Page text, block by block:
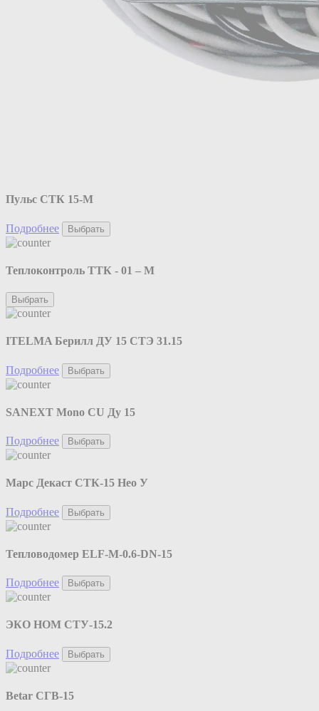
Пульс СТК 15-М
Подробнее Выбрать
Теплоконтроль ТТК - 01 – М
Выбрать
ITELMA Берилл ДУ 15 СТЭ 31.15
Подробнее Выбрать
SANEXT Mono CU Ду 15
Подробнее Выбрать
Марс Декаст СТК-15 Нео У
Подробнее Выбрать
Тепловодомер ELF-M-0.6-DN-15
Подробнее Выбрать
ЭКО НОМ СТУ-15.2
Подробнее Выбрать
Betar СГВ-15